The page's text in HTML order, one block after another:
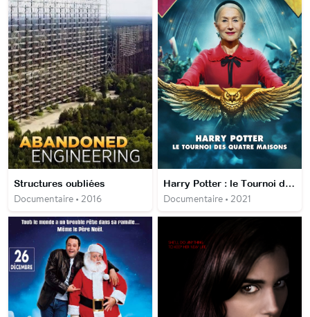
Structures oubliées
Documentaire • 2016
Harry Potter : le Tournoi des quatre maisons
Documentaire • 2021